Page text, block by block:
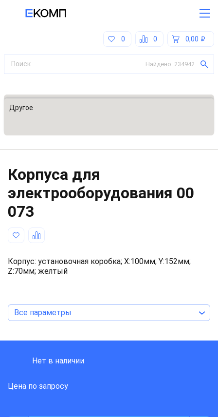
0,00
0
0
Найдено: 234942
Все категории
Другое
Корпуса для
электрооборудования 00
073
Корпус: установочная коробка; Х:100мм; Y:152мм;
Z:70мм; желтый
Все параметры
Нет в наличии
Цена по запросу